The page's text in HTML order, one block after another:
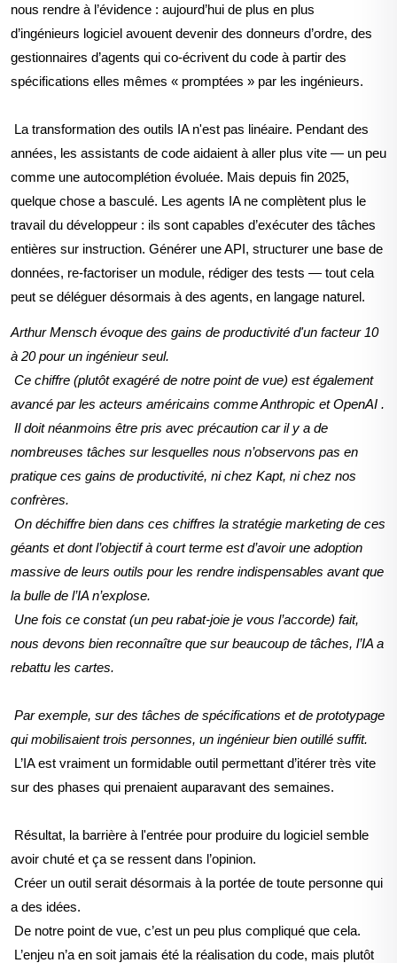
nous rendre à l’évidence : aujourd’hui de plus en plus
d’ingénieurs logiciel avouent devenir des donneurs d’ordre, des
gestionnaires d’agents qui co-écrivent du code à partir des
spécifications elles mêmes « promptées » par les ingénieurs.
La transformation des outils IA n'est pas linéaire. Pendant des
années, les assistants de code aidaient à aller plus vite — un peu
comme une autocomplétion évoluée. Mais depuis fin 2025,
quelque chose a basculé. Les agents IA ne complètent plus le
travail du développeur : ils sont capables d’exécuter des tâches
entières sur instruction. Générer une API, structurer une base de
données, re-factoriser un module, rédiger des tests — tout cela
peut se déléguer désormais à des agents, en langage naturel.
Arthur Mensch évoque des gains de productivité d'un facteur 10
à 20 pour un ingénieur seul.
Ce chiffre (plutôtexagéré de notre point de vue) est également
avancé par les acteurs américains commeAnthropic et OpenAI .
Il doit néanmoins être pris avec précaution car il y a de
nombreuses tâches sur lesquelles nous n’observons pas en
pratique ces gains de productivité, ni chez Kapt, ni chez nos
confrères.
On déchiffre bien dans ces chiffres la stratégie marketing de ces
géants et dont l’objectif à court terme est d’avoir une adoption
massive de leurs outils pour les rendre indispensables avant que
la bulle de l’IA n’explose.
Une fois ce constat (un peu rabat-joie je vous l’accorde) fait,
nous devons bien reconnaître que sur beaucoup de tâches, l’IA a
rebattu les cartes.
Par exemple, sur des tâches de spécifications et de prototypage
qui mobilisaient trois personnes, un ingénieur bien outillé suffit.
L’IA est vraiment un formidable outil permettant d’itérer très vite
sur des phases qui prenaient auparavant des semaines.
Résultat, la barrière à l'entrée pour produire du logiciel semble
avoir chuté et ça se ressent dans l’opinion.
Créer un outil serait désormais à la portée de toute personne qui
a des idées.
De notre point de vue, c’est un peu plus compliqué que cela.
L’enjeu n’a en soit jamais été la réalisation du code, mais plutôt